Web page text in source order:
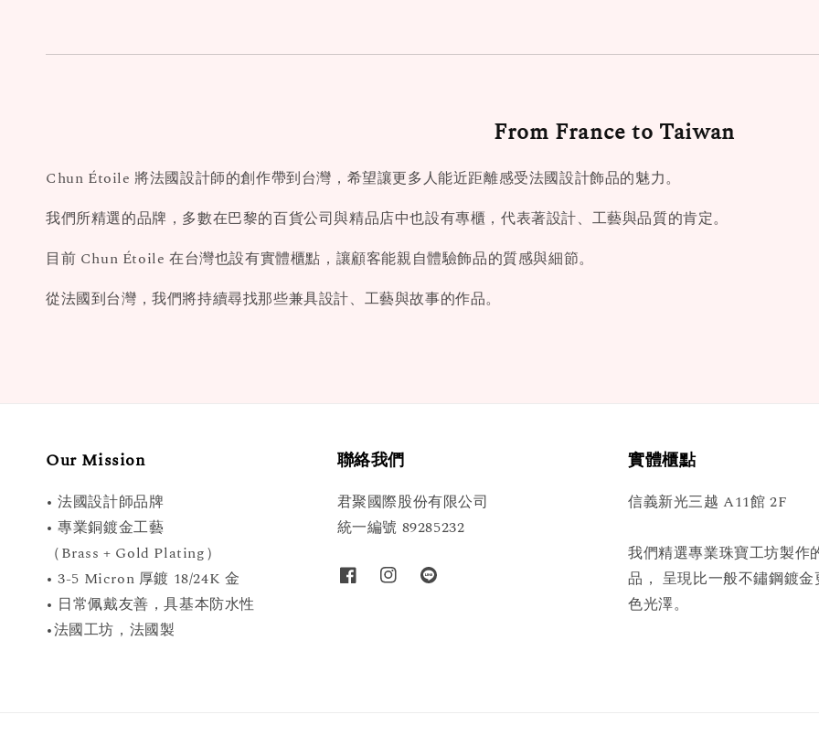
From France to Taiwan
Chun Étoile 將法國設計師的創作帶到台灣，希望讓更多人能近距離感受法國設計飾品的魅力。
我們所精選的品牌，多數在巴黎的百貨公司與精品店中也設有專櫃，代表著設計、工藝與品質的肯定。
目前 Chun Étoile 在台灣也設有實體櫃點，讓顧客能親自體驗飾品的質感與細節。
從法國到台灣，我們將持續尋找那些兼具設計、工藝與故事的作品。
Our Mission
• 法國設計師品牌
• 專業銅鍍金工藝
（Brass + Gold Plating）
• 3-5 Micron 厚鍍 18/24K 金
• 日常佩戴友善，具基本防水性
•法國工坊，法國製
聯絡我們
君聚國際股份有限公司
統一編號 89285232
實體櫃點
信義新光三越 A11館 2F
我們精選專業珠寶工坊製作
品， 呈現比一般不鏽鋼鍍金
色光澤。